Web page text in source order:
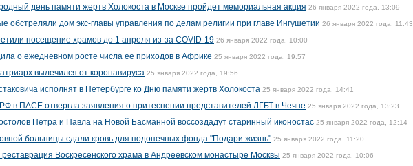
день памяти жертв Холокоста в Москве пройдет мемориальная акция 26 января 2022 года, 13:09
обстреляли дом экс-главы управления по делам религии при главе Ингушетии 26 января 2022 года, 11:43
посещение храмов до 1 апреля из-за COVID-19 26 января 2022 года, 10:00
о ежедневном росте числа ее приходов в Африке 25 января 2022 года, 19:57
вылечился от коронавируса 25 января 2022 года, 19:56
исполнят в Петербурге ко Дню памяти жертв Холокоста 25 января 2022 года, 14:41
в ПАСЕ отвергла заявления о притеснении представителей ЛГБТ в Чечне 25 января 2022 года, 13:23
Петра и Павла на Новой Басманной воссоздадут старинный иконостас 25 января 2022 года, 12:14
больницы сдали кровь для подопечных фонда "Подари жизнь" 25 января 2022 года, 11:20
Воскресенского храма в Андреевском монастыре Москвы 25 января 2022 года, 10:06